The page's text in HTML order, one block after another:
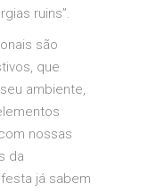
ruins”.
são
que
ambiente,
nossas
da
já sabem